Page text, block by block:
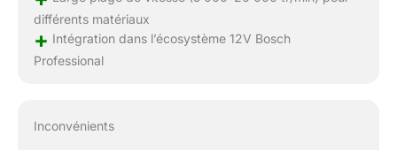
différents matériaux
+ Intégration dans l’écosystème 12V Bosch
Professional
Inconvénients